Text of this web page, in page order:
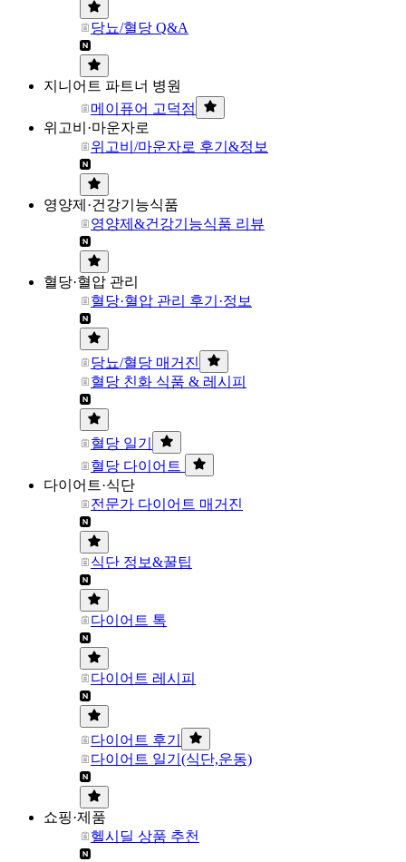
당뇨/혈당 Q&A
지니어트 파트너 병원
메이퓨어 고덕점
위고비·마운자로
위고비/마운자로 후기&정보
영양제·건강기능식품
영양제&건강기능식품 리뷰
혈당·혈압 관리
혈당·혈압 관리 후기·정보
당뇨/혈당 매거진
혈당 친화 식품 & 레시피
혈당 일기
혈당 다이어트
다이어트·식단
전문가 다이어트 매거진
식단 정보&꿀팁
다이어트 톡
다이어트 레시피
다이어트 후기
다이어트 일기(식단,운동)
쇼핑·제품
헬시딜 상품 추천